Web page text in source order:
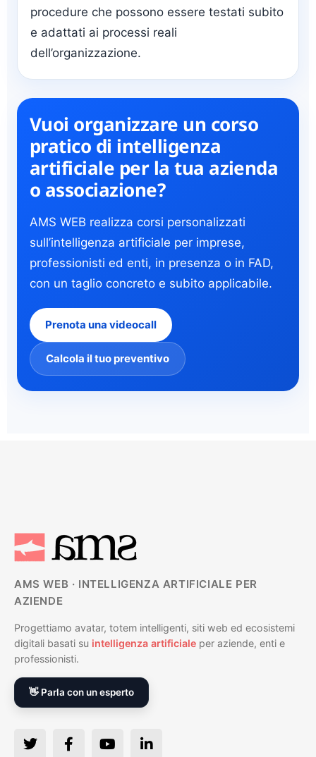
procedure che possono essere testati subito
e adattati ai processi reali
dell’organizzazione.
Vuoi organizzare un corso
pratico di intelligenza
artificiale per la tua azienda
o associazione?
AMS WEB realizza corsi personalizzati
sull’intelligenza artificiale per imprese,
professionisti ed enti, in presenza o in FAD,
con un taglio concreto e subito applicabile.
Prenota una videocall
Calcola il tuo preventivo
AMS WEB · INTELLIGENZA ARTIFICIALE PER
AZIENDE
Progettiamo avatar, totem intelligenti, siti web ed ecosistemi
digitali basati su intelligenza artificiale per aziende, enti e
professionisti.
👋 Parla con un esperto